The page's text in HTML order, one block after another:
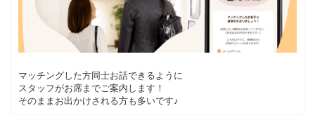
マッチングした方同士お話できるように
スタッフがお席までご案内します！
そのままお出かけされる方も多いです♪